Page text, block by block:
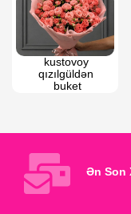
kustovoy
qızılgüldən
buket
Ən Son